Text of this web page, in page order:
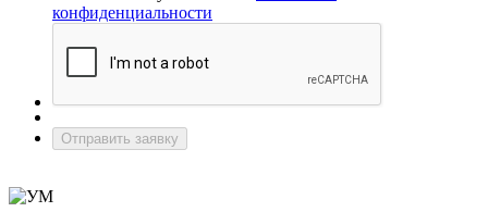
конфиденциальности
Отправить заявку